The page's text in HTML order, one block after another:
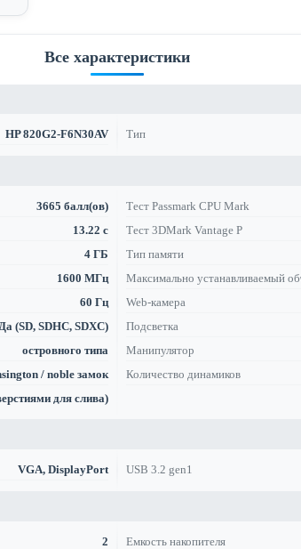
Все характеристики
HP 820G2-F6N30AV Тип
3665 балл(ов) Тест Passmark CPU Mark
13.22 с Тест 3DMark Vantage P
4 ГБ Тип памяти
1600 МГц Максимально устанавливаемый
60 Гц Web-камера
(SD, SDHC, SDXC) Подсветка
островного типа Манипулятор
/ noble замок Количество динамиков
для слива)
VGA, DisplayPort USB 3.2 gen1
2 Емкость накопителя